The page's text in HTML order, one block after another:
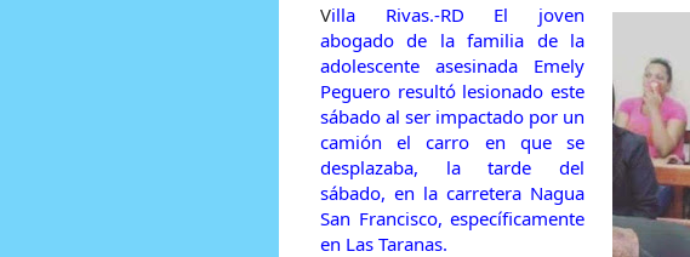
Villa Rivas.-RD El joven
abogado de la familia de la
adolescente asesinada Emely
Peguero resultó lesionado este
sábado al ser impactado por un
camión el carro en que se
desplazaba, la tarde del
sábado, en la carretera Nagua
San Francisco, específicamente
en Las Taranas.